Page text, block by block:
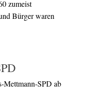
zumeist
Bürger waren
Mettmann-SPD ab